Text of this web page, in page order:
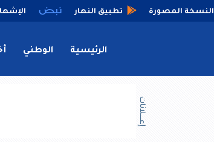
النسخة المصورة تطبيق النهار
الرئيسية الوطني
إعــــلانات